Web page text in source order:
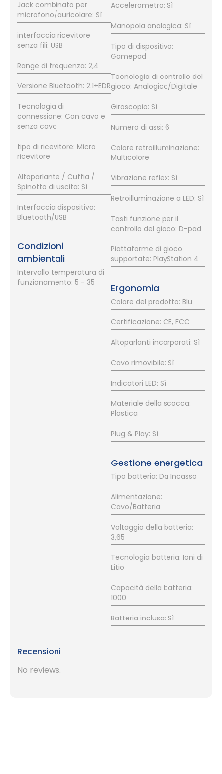
Jack combinato per
microfono/auricolare: Sì
interfaccia ricevitore
senza fili: USB
Range di frequenza: 2,4
Versione Bluetooth: 2.1+EDR
Tecnologia di
connessione: Con cavo e
senza cavo
tipo di ricevitore: Micro
ricevitore
Altoparlante / Cuffia /
Spinotto di uscita: Sì
Interfaccia dispositivo:
Bluetooth/USB
Condizioni
ambientali
Intervallo temperatura di
funzionamento: 5 - 35
Accelerometro: Sì
Manopola analogica: Sì
Tipo di dispositivo:
Gamepad
Tecnologia di controllo del
gioco: Analogico/Digitale
Giroscopio: Sì
Numero di assi: 6
Colore retroilluminazione:
Multicolore
Vibrazione reflex: Sì
Retroilluminazione a LED: Sì
Tasti funzione per il
controllo del gioco: D-pad
Piattaforme di gioco
supportate: PlayStation 4
Ergonomia
Colore del prodotto: Blu
Certificazione: CE, FCC
Altoparlanti incorporati: Sì
Cavo rimovibile: Sì
Indicatori LED: Sì
Materiale della scocca:
Plastica
Plug & Play: Sì
Gestione energetica
Tipo batteria: Da Incasso
Alimentazione:
Cavo/Batteria
Voltaggio della batteria:
3,65
Tecnologia batteria: Ioni di
Litio
Capacità della batteria:
1000
Batteria inclusa: Sì
Recensioni
No reviews.